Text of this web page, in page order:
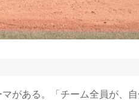
がある。「チーム全員が、